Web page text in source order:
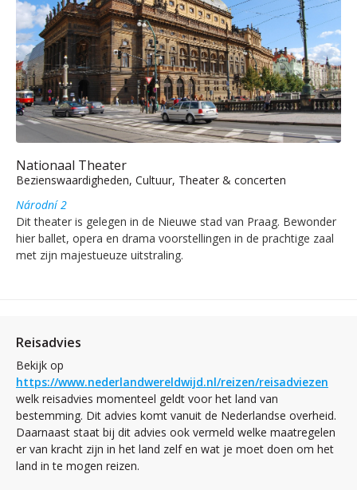
Nationaal Theater
Bezienswaardigheden, Cultuur, Theater & concerten
Národní 2
Dit theater is gelegen in de Nieuwe stad van Praag. Bewonder
hier ballet, opera en drama voorstellingen in de prachtige zaal
met zijn majestueuze uitstraling.
Reisadvies
Bekijk op
https://www.nederlandwereldwijd.nl/reizen/reisadviezen
welk reisadvies momenteel geldt voor het land van
bestemming. Dit advies komt vanuit de Nederlandse overheid.
Daarnaast staat bij dit advies ook vermeld welke maatregelen
er van kracht zijn in het land zelf en wat je moet doen om het
land in te mogen reizen.